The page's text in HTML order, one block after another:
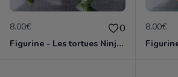
8.00€ 0
Figurine - Les tortues Ninja - Leonardo
8.00€